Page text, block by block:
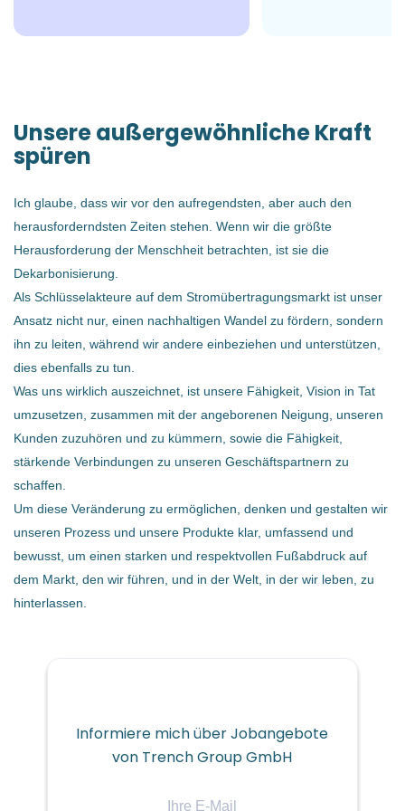
Unsere außergewöhnliche Kraft
spüren
Ich glaube, dass wir vor den aufregendsten, aber auch den
herausforderndsten Zeiten stehen. Wenn wir die größte
Herausforderung der Menschheit betrachten, ist sie die
Dekarbonisierung.
Als Schlüsselakteure auf dem Stromübertragungsmarkt ist unser
Ansatz nicht nur, einen nachhaltigen Wandel zu fördern, sondern
ihn zu leiten, während wir andere einbeziehen und unterstützen,
dies ebenfalls zu tun.
Was uns wirklich auszeichnet, ist unsere Fähigkeit, Vision in Tat
umzusetzen, zusammen mit der angeborenen Neigung, unseren
Kunden zuzuhören und zu kümmern, sowie die Fähigkeit,
stärkende Verbindungen zu unseren Geschäftspartnern zu
schaffen.
Um diese Veränderung zu ermöglichen, denken und gestalten wir
unseren Prozess und unsere Produkte klar, umfassend und
bewusst, um einen starken und respektvollen Fußabdruck auf
dem Markt, den wir führen, und in der Welt, in der wir leben, zu
hinterlassen.
Informiere mich über Jobangebote
von Trench Group GmbH
SPEDITION/LOGISTIK
Teamleiter Lager (m/w/d)
Über Trench Austria - Gemeinsam machen wir den
Unterschied
Die Trench Gruppe ist Weltmarktführer bei
Hochspannungsprodukten wie Messwandler,
Durchführungen und Drosselspulen. Trench Austria
entwickelt und produziert am Standort Leonding innovative
Hochspannungsprodukte und verantwortet global alle
Vertriebs- & Entwicklungs-Aktivitäten in der Gruppe.